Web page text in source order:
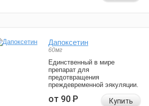
Дапоксетин
60мг
Единственный в мире
препарат для
предотвращения
преждевременной эякуляции.
от 90Р Купить